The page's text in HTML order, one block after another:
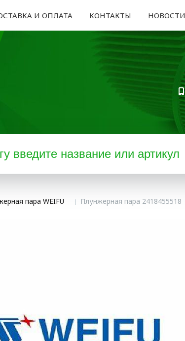
И ОПЛАТА КОНТАКТЫ НОВОСТИ
пара WEIFU Плунжерная пара 2418455518